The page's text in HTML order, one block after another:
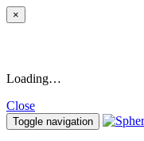
×
Loading…
Close
Toggle navigation